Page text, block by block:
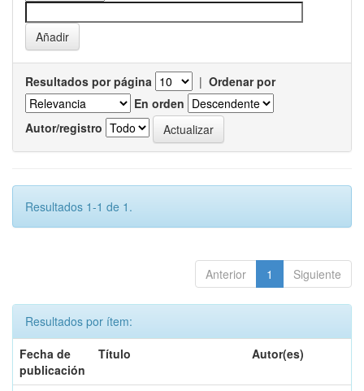
Resultados por página | Ordenar por
En orden
Autor/registro
Resultados 1-1 de 1.
Anterior 1 Siguiente
Resultados por ítem:
Fecha de
publicación
Título Autor(es)